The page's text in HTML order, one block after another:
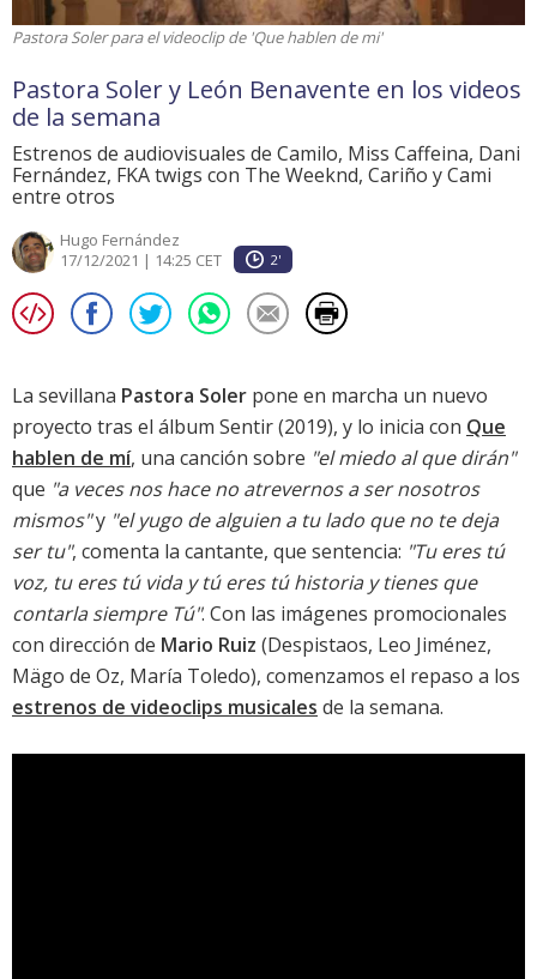
Pastora Soler para el videoclip de 'Que hablen de mi'
Pastora Soler y León Benavente en los videos
de la semana
Estrenos de audiovisuales de Camilo, Miss Caffeina, Dani
Fernández, FKA twigs con The Weeknd, Cariño y Cami
entre otros
Hugo Fernández
17/12/2021 | 14:25 CET
2'
La sevillana Pastora Soler pone en marcha un nuevo
proyecto tras el álbum Sentir(2019), y lo inicia con Que
hablen de mí, una canción sobre "el miedo al que dirán"
que "a veces nos hace no atrevernos a ser nosotros
mismos"y "el yugo de alguien a tu lado que no te deja
ser tu", comenta la cantante, que sentencia: "Tu eres tú
voz, tu eres tú vida y tú eres tú historia y tienes que
contarla siempre Tú". Con las imágenes promocionales
con dirección de Mario Ruiz (Despistaos, Leo Jiménez,
Mägo de Oz, María Toledo), comenzamos el repaso a los
estrenos de videoclips musicales de la semana.